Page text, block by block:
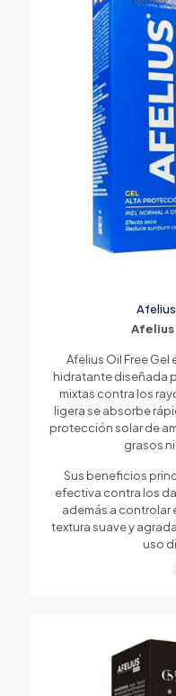
Afelius
Afelius
Afelius Oil Free
hidratante diseñada
mixtas contra los
ligera se absorbe
protección solar de
grasos
Sus beneficios
efectiva contra los
además a controlar
textura suave y
uso